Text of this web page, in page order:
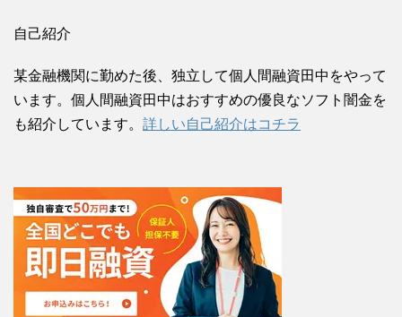
自己紹介
某金融機関に勤めた後、独立して個人間融資田中をやって
います。個人間融資田中はおすすめの優良なソフト闇金を
も紹介しています。 詳しい自己紹介はコチラ